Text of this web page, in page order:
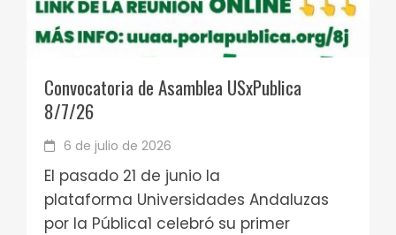
Convocatoria de Asamblea USxPublica
8/7/26
6 de julio de 2026
El pasado 21 de junio la
plataforma Universidades Andaluzas
por la Pública1 celebró su primer